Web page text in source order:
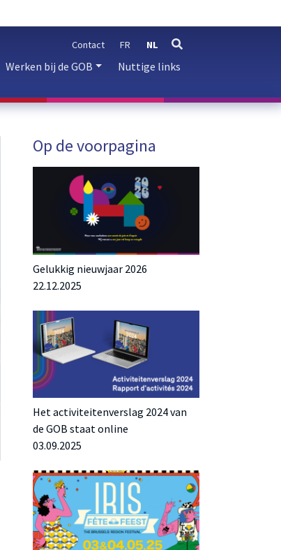
Contact FR NL
Werken bij de GOB Nuttige links
Op de voorpagina
Gelukkig nieuwjaar 2026
22.12.2025
Het activiteitenverslag 2024 van
de GOB staat online
03.09.2025